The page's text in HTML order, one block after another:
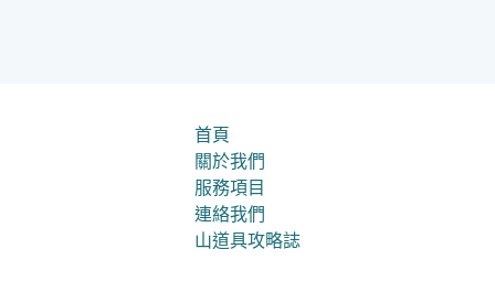
首頁
關於我們
服務項目
連絡我們
山道具攻略誌